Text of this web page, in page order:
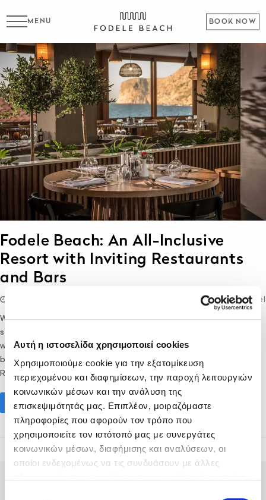
Αυτή η ιστοσελίδα χρησιμοποιεί cookies
Χρησιμοποιούμε cookie για την εξατομίκευση
περιεχομένου και διαφημίσεων, την παροχή λειτουργιών
κοινωνικών μέσων και την ανάλυση της
επισκεψιμότητάς μας. Επιπλέον, μοιραζόμαστε
πληροφορίες που αφορούν τον τρόπο που
χρησιμοποιείτε τον ιστότοπό μας με συνεργάτες
κοινωνικών μέσων, διαφήμισης και αναλύσεων, οι
οποίοι ενδεχομένως να τις συνδυάσουν με άλλες
BOOK NOW
MENU
Fodele Beach: An All-Inclusive
Resort with Inviting Restaurants
and Bars
Gastronomy - Culinary,Hotel
Whatever the reasons that brought you to Crete this
summer, you will discover a carefree haven of natural
wonder, matchless hospitality, heritage, and contemporary
bliss when you stay at Fodele Beach & Water Park Holiday
Resort. The all-inclusive heaven perched…
Read More